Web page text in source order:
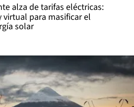
alza de tarifas eléctricas:
para masificar el
solar